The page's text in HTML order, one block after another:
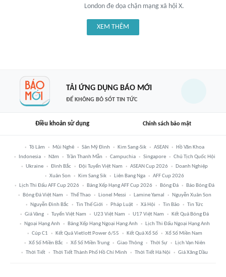
London đe dọa chặn mạng xã hội X.
XEM THÊM
TẢI ỨNG DỤNG BÁO MỚI
ĐỂ KHÔNG BỎ SÓT TIN TỨC
Điều khoản sử dụng Chính sách bảo mật
Tô Lâm Mũi Nghê Sân Mỹ Đình Kim Sang-Sik ASEAN
Hồ Văn Khoa
Indonesia
Năm Trần Thanh Mẫn Campuchia Singapore
Chủ Tịch Quốc Hội
Ukraine
Đình Bắc Đội Tuyển Việt Nam ASEAN Cup 2026
Doanh Nghiệp
Xuân Son
Kim Sang Sik Liên Bang Nga
AFF Cup 2026
Lịch Thi Đấu AFF Cup 2026
Bảng Xếp Hạng AFF Cup 2026 Bóng Đá
Báo Bóng Đá
Bóng Đá Việt Nam
Thể Thao Lionel Messi Lamine Yamal
Nguyễn Xuân Son
Nguyễn Đình Bắc
Tin Thế Giới Pháp Luật Xã Hội Tin Bão
Tin Tức
Giá Vàng
Tuyển Việt Nam U23 Việt Nam U17 Việt Nam
Kết Quả Bóng Đá
Ngoại Hạng Anh
Bảng Xếp Hạng Ngoại Hạng Anh
Lịch Thi Đấu Ngoại Hạng Anh
Cúp C1
Kết Quả Vietlott Power 6/55 Kết Quả Xổ Số
Xổ Số Miền Nam
Xổ Số Miền Bắc
Xổ Số Miền Trung Giao Thông Thời Sự
Lịch Vạn Niên
Thời Tiết
Thời Tiết Thành Phố Hồ Chí Minh Thời Tiết Hà Nội Giá Xăng Dầu